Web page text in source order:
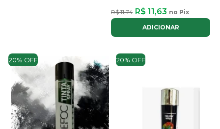
R$ 11,74 R$ 11,63 no Pix
ADICIONAR
20% OFF 20% OFF